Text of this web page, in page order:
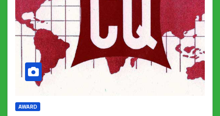
AWARD